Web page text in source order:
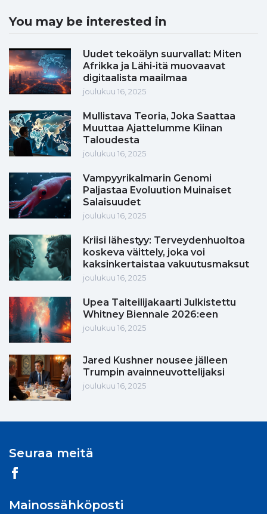
You may be interested in
Uudet tekoälyn suurvallat: Miten
Afrikka ja Lähi-itä muovaavat
digitaalista maailmaa
joulukuu 16, 2025
Mullistava Teoria, Joka Saattaa
Muuttaa Ajattelumme Kiinan
Taloudesta
joulukuu 16, 2025
Vampyyrikalmarin Genomi
Paljastaa Evoluution Muinaiset
Salaisuudet
joulukuu 16, 2025
Kriisi lähestyy: Terveydenhuoltoa
koskeva väittely, joka voi
kaksinkertaistaa vakuutusmaksut
joulukuu 16, 2025
Upea Taiteilijakaarti Julkistettu
Whitney Biennale 2026:een
joulukuu 16, 2025
Jared Kushner nousee jälleen
Trumpin avainneuvottelijaksi
joulukuu 16, 2025
Seuraa meitä
Mainossähköposti